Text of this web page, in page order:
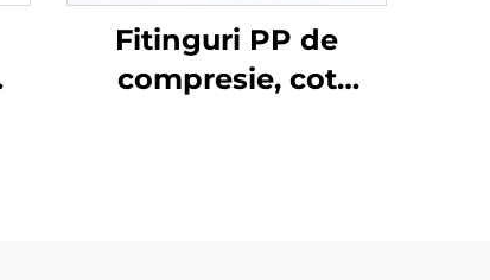
Fitinguri PP de
compresie, cot